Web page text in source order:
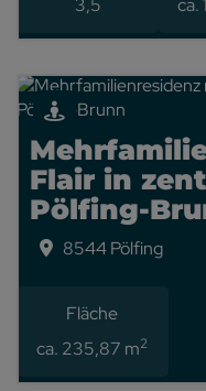
3,5
ca.
Flair in
Pölfing-
8544 Pölfing
Fläche
ca. 235,87 m2